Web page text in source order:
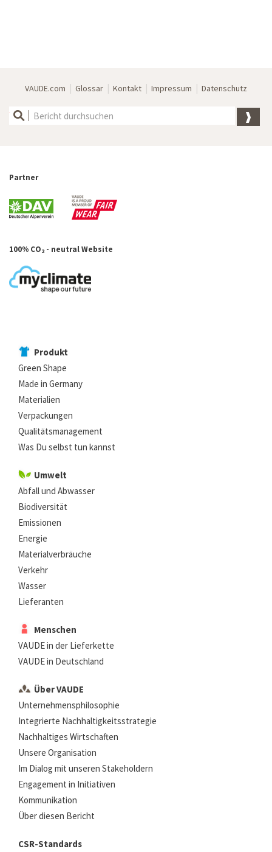
VAUDE.com | Glossar | Kontakt | Impressum | Datenschutz
Partner
100% CO2 - neutral Website
Produkt
Green Shape
Made in Germany
Materialien
Verpackungen
Qualitätsmanagement
Was Du selbst tun kannst
Umwelt
Abfall und Abwasser
Biodiversität
Emissionen
Energie
Materialverbräuche
Verkehr
Wasser
Lieferanten
Menschen
VAUDE in der Lieferkette
VAUDE in Deutschland
Über VAUDE
Unternehmensphilosophie
Integrierte Nachhaltigkeitsstrategie
Nachhaltiges Wirtschaften
Unsere Organisation
Im Dialog mit unseren Stakeholdern
Engagement in Initiativen
Kommunikation
Über diesen Bericht
CSR-Standards